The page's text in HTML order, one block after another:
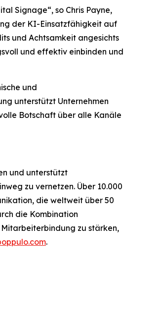
Signage“, so Chris Payne,
der KI-Einsatzfähigkeit auf
und Achtsamkeit angesichts
und effektiv einbinden und
und
unterstützt Unternehmen
Botschaft über alle Kanäle
und unterstützt
zu vernetzen. Über 10.000
die weltweit über 50
die Kombination
zu stärken,
.